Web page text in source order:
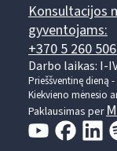
Konsultacijos
gyventojams:
+370 5 260
Darbo laikas: I-
Prieššventinę dieną
Kiekvieno mėnesio
Paklausimas per